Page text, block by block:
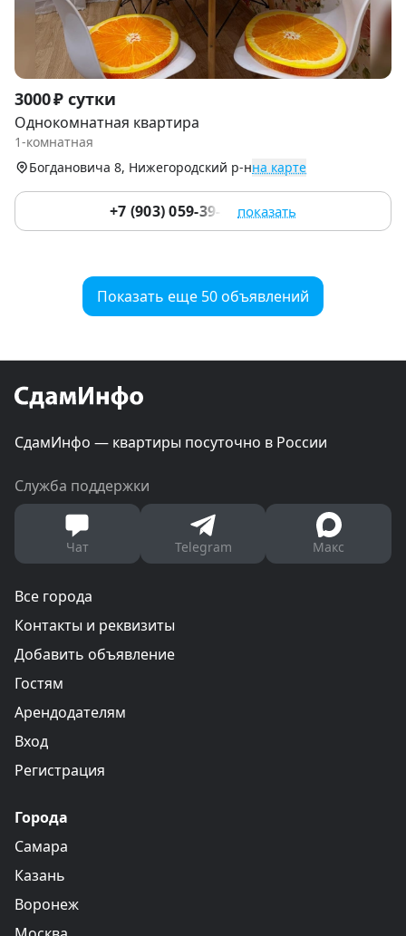
Item
1
of
3000 ₽ сутки
Однокомнатная квартира
1-комнатная
Богдановича 8, Нижегородский р-нна карте
+7 (903) 059-39-51 показать
Показать еще 50 объявлений
СдамИнфо — квартиры посуточно в России
Служба поддержки
Чат Telegram Макс
Все города
Контакты и реквизиты
Добавить объявление
Гостям
Арендодателям
Вход
Регистрация
Города
Самара
Казань
Воронеж